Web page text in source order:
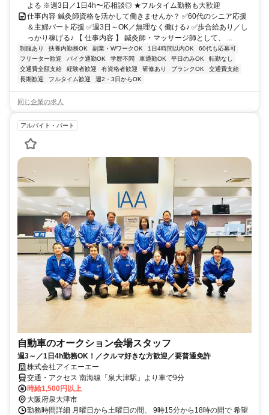
よる ※週3日／1日4h〜応相談◎ ★フルタイム勤務も大歓迎
仕事内容 鍼灸師資格を活かして働きませんか？ ✅60代のシニア応援
＆主婦パート応援 ✅週3日～OK／無理なく働ける♪ ✅歩合給あり／し
っかり稼げる♪ 【 仕事内容 】 鍼灸師・マッサージ師として、 ...
制服あり 扶養内勤務OK 副業・WワークOK 1日4時間以内OK
60代も応募可
フリーター歓迎
バイク通勤OK 学歴不問 車通勤OK 平日のみOK
転勤なし
交通費全額支給
経験者歓迎 有資格者歓迎 研修あり ブランクOK
交通費支給
長期歓迎
フルタイム歓迎 週2・3日からOK
同じ企業の求人
アルバイト・パート
自動車のオークション会場スタッフ
週3～／1日4h勤務OK！／クルマ好きな方歓迎／要普通免許
株式会社アイエーエー
交通・アクセス 南海線「泉大津駅」より車で9分
時給1,500円以上
大阪府泉大津市
勤務時間詳細 月曜日から土曜日の間、 9時15分から18時の間で 希望